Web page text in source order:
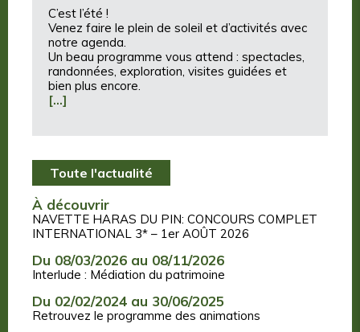
C’est l’été !
Venez faire le plein de soleil et d’activités avec
notre agenda.
Un beau programme vous attend : spectacles,
randonnées, exploration, visites guidées et
bien plus encore.
[…]
Toute l'actualité
À découvrir
NAVETTE HARAS DU PIN: CONCOURS COMPLET
INTERNATIONAL 3* – 1er AOÛT 2026
Du 08/03/2026 au 08/11/2026
Interlude : Médiation du patrimoine
Du 02/02/2024 au 30/06/2025
Retrouvez le programme des animations